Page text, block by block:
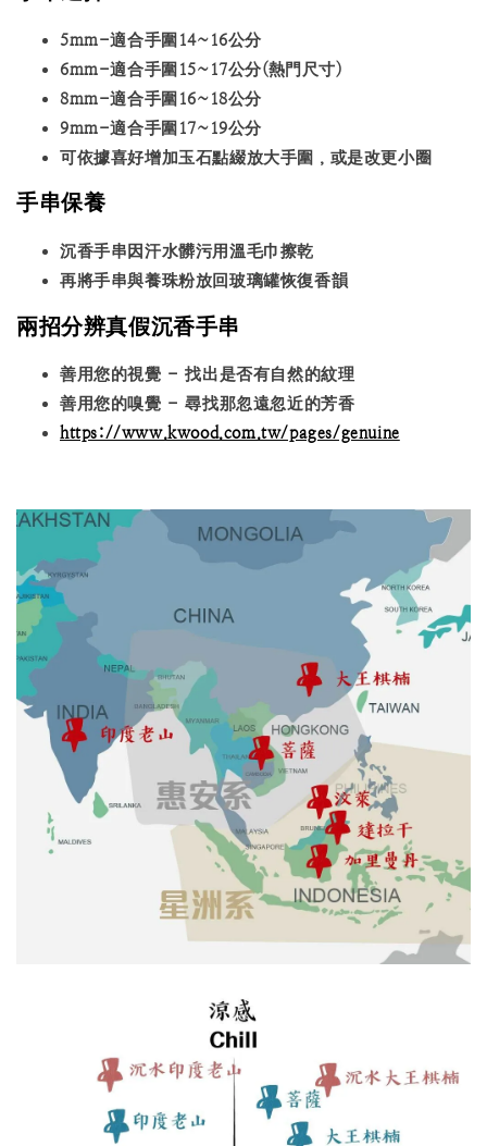
5mm-適合手圍14~16公分
6mm-適合手圍15~17公分(熱門尺寸)
8mm-適合手圍16~18公分
9mm-適合手圍17~19公分
可依據喜好增加玉石點綴放大手圍，或是改更小圈
手串保養
沉香手串因汗水髒污用溫毛巾擦乾
再將手串與養珠粉放回玻璃罐恢復香韻
兩招分辨真假沉香手串
善用您的視覺 - 找出是否有自然的紋理
善用您的嗅覺 - 尋找那忽遠忽近的芳香
https://www.kwood.com.tw/pages/genuine